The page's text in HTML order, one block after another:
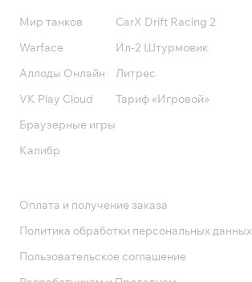
Мир танков
Warface
Аллоды Онлайн
VK Play Cloud
Браузерные игры
Калибр
CarX Drift Racing 2
Ил-2 Штурмовик
Литрес
Тариф «Игровой»
Оплата и получение заказа
Политика обработки персональных данных
Пользовательское соглашение